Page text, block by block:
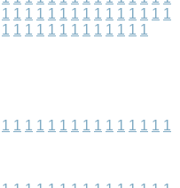
1 1 1 1 1 1 1 1 1 1 1 1 1 1 1
1 1 1 1 1 1 1 1 1 1 1 1 1
1 1 1 1 1 1 1 1 1 1 1 1 1 1 1